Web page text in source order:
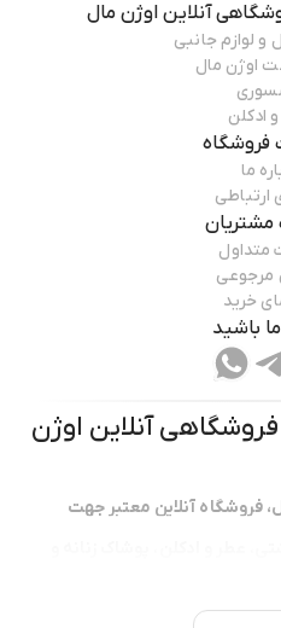
آنلاین اوژن مال
و لوازم جانبی
اوژن مال
ادکلن
فروشگاه
ما
ارتباطی
متداول
مرجوعی
خرید
باشید
آنلاین اوژن
فروشگاه آنلاین معتبر جهت